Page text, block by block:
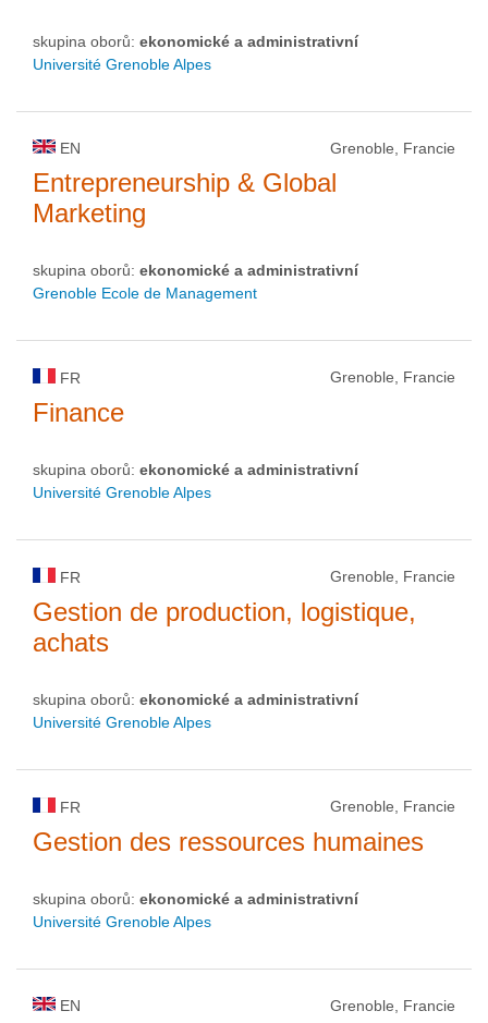
skupina oborů: ekonomické a administrativní
Université Grenoble Alpes
EN Grenoble, Francie
Entrepreneurship & Global
Marketing
skupina oborů: ekonomické a administrativní
Grenoble Ecole de Management
FR Grenoble, Francie
Finance
skupina oborů: ekonomické a administrativní
Université Grenoble Alpes
FR Grenoble, Francie
Gestion de production, logistique,
achats
skupina oborů: ekonomické a administrativní
Université Grenoble Alpes
FR Grenoble, Francie
Gestion des ressources humaines
skupina oborů: ekonomické a administrativní
Université Grenoble Alpes
EN Grenoble, Francie